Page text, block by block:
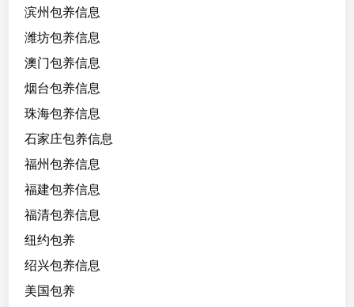
滨州包养信息
潍坊包养信息
澳门包养信息
烟台包养信息
珠海包养信息
石家庄包养信息
福州包养信息
福建包养信息
福清包养信息
纽约包养
绍兴包养信息
美国包养